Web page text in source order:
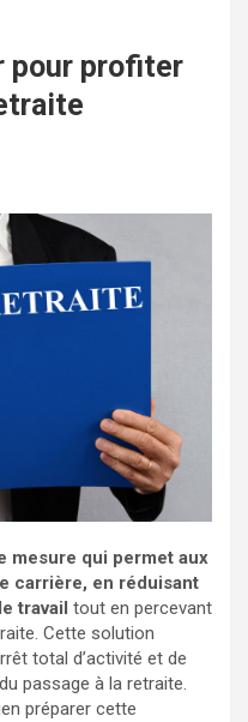
pour profiter
mesure qui permet aux
carrière, en réduisant
travail tout en percevant
Cette solution
total d’activité et de
passage à la retraite.
préparer cette